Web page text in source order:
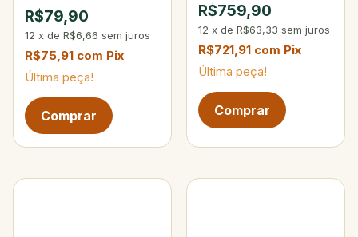
R$79,90
12 x de R$6,66 sem juros
R$75,91 com Pix
Última peça!
R$759,90
12 x de R$63,33 sem juros
R$721,91 com Pix
Última peça!